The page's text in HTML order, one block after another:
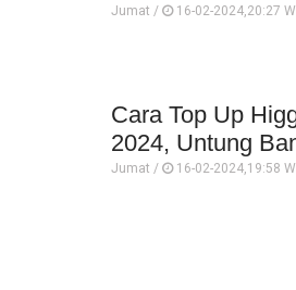
Jumat / 16-02-2024,20:27
Cara Top Up
2024, Untung
Jumat / 16-02-2024,19:58